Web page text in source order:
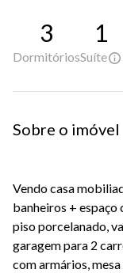
3
Dormitórios
1
Suíte
Sobre o imóvel
Vendo casa
banheiros +
piso porcelanado,
garagem para 2
com armários,